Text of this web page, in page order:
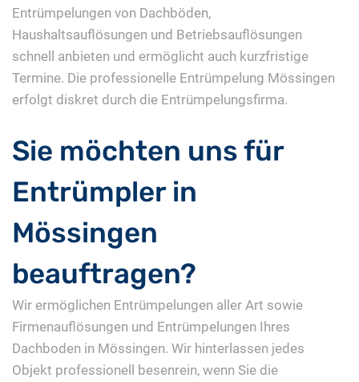
Entrümpelungen von Dachböden,
Haushaltsauflösungen und Betriebsauflösungen
schnell anbieten und ermöglicht auch kurzfristige
Termine. Die professionelle Entrümpelung Mössingen
erfolgt diskret durch die Entrümpelungsfirma.
Sie möchten uns für
Entrümpler in
Mössingen
beauftragen?
Wir ermöglichen Entrümpelungen aller Art sowie
Firmenauflösungen und Entrümpelungen Ihres
Dachboden in Mössingen. Wir hinterlassen jedes
Objekt professionell besenrein, wenn Sie die